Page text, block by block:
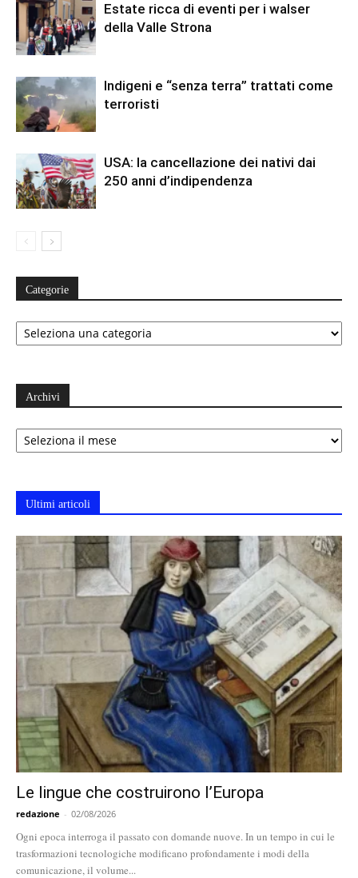
Estate ricca di eventi per i walser
della Valle Strona
Indigeni e “senza terra” trattati come
terroristi
USA: la cancellazione dei nativi dai
250 anni d’indipendenza
Categorie
Categorie
Archivi
Archivi
Ultimi articoli
Le lingue che costruirono l’Europa
redazione - 02/08/2026
Ogni epoca interroga il passato con domande nuove. In un tempo in cui le
trasformazioni tecnologiche modificano profondamente i modi della
comunicazione, il volume...